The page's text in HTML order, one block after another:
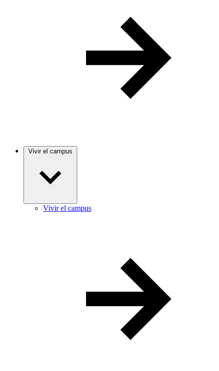
Vivir el campus
Vivir el campus